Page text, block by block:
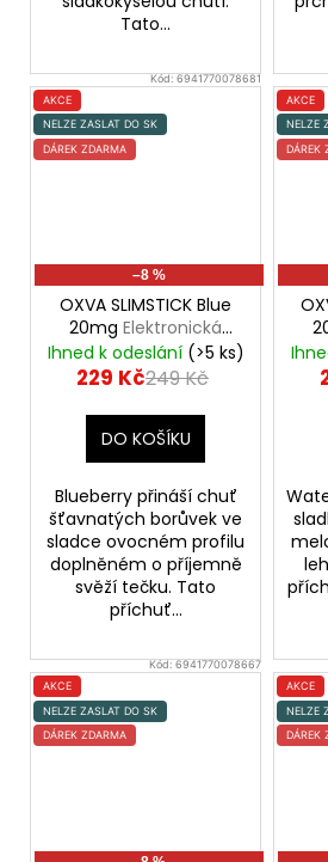
Tato...
Kód:6941770078681
AKCE
NELZE ZASLAT DO SK
DÁREK ZDARMA
–8 %
OXVA SLIMSTICK Blue
20mg Elektronická
cigareta 1500mAh
Ihned k odeslání (>5 ks)
229 Kč249 Kč
DO KOŠÍKU
Blueberry přináší chuť
šťavnatých borůvek ve
sladce ovocném profilu
doplněném o příjemně
svěží tečku. Tato
příchuť...
AKCE
NELZE
DÁREK
Kód:6941770078667
AKCE
NELZE ZASLAT DO SK
DÁREK ZDARMA
AKCE
NELZE
DÁREK